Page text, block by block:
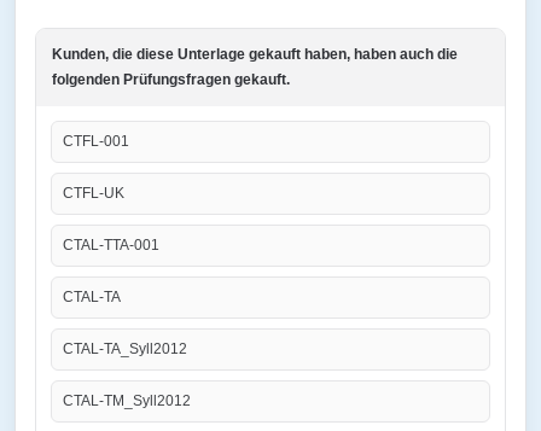
Kunden, die diese Unterlage gekauft haben, haben auch die
folgenden Prüfungsfragen gekauft.
CTFL-001
CTFL-UK
CTAL-TTA-001
CTAL-TA
CTAL-TA_Syll2012
CTAL-TM_Syll2012